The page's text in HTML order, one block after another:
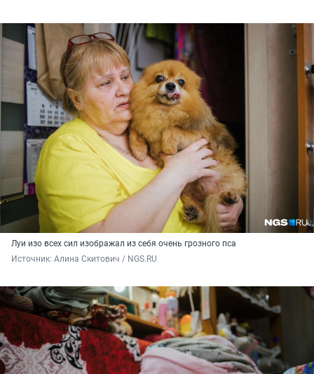
Луи изо всех сил изображал из себя очень грозного пса
Источник: Алина Скитович / NGS.RU